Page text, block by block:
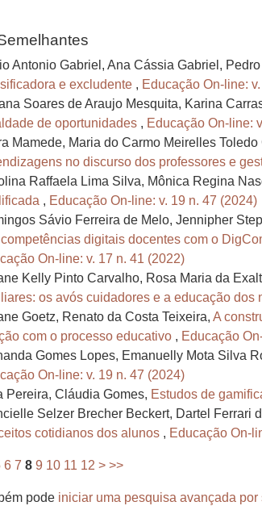
Antonio Gabriel, Ana Cássia Gabriel,
e excludente , Educação On-line:
Soares de Araujo Mesquita, Karina
de oportunidades , Educação On-line:
Mamede, Maria do Carmo Meirelles
no discurso dos professores e
Raffaela Lima Silva, Mônica Regina
, Educação On-line: v. 19 n. 47 (2024)
Sávio Ferreira de Melo, Jennipher
digitais docentes com o
On-line: v. 17 n. 41 (2022)
Kelly Pinto Carvalho, Rosa Maria da
os avós cuidadores e a educação dos
Goetz, Renato da Costa Teixeira, A
com o processo educativo , Educação
Gomes Lopes, Emanuelly Mota Silva
On-line: v. 19 n. 47 (2024)
Pereira, Cláudia Gomes, Estudos de
Selzer Brecher Beckert, Dartel Ferrari
cotidianos dos alunos , Educação On-
6 7 8 9 10 11 12 > >>
pode iniciar uma pesquisa avançada